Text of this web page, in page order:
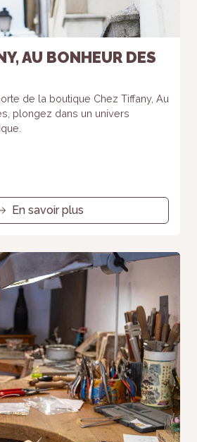
AU BONHEUR DES
de la boutique Chez Tiffany, Au
plongez dans un univers
En savoir plus